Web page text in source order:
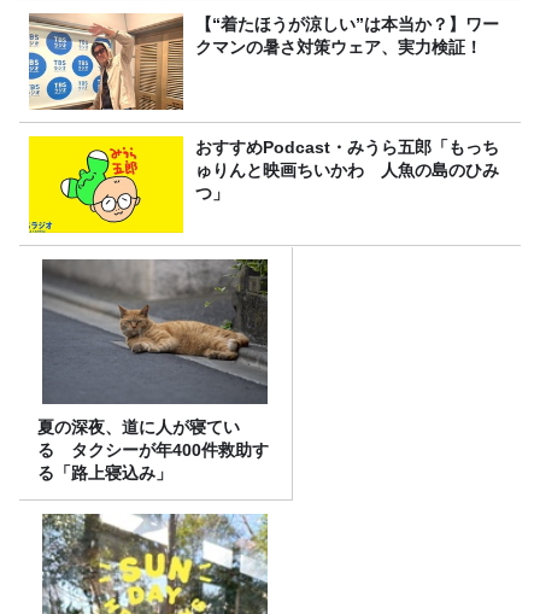
【“着たほうが涼しい”は本当か？】ワー
クマンの暑さ対策ウェア、実力検証！
おすすめPodcast・みうら五郎「もっち
ゅりんと映画ちいかわ 人魚の島のひみ
つ」
夏の深夜、道に人が寝てい
る タクシーが年400件救助す
る「路上寝込み」